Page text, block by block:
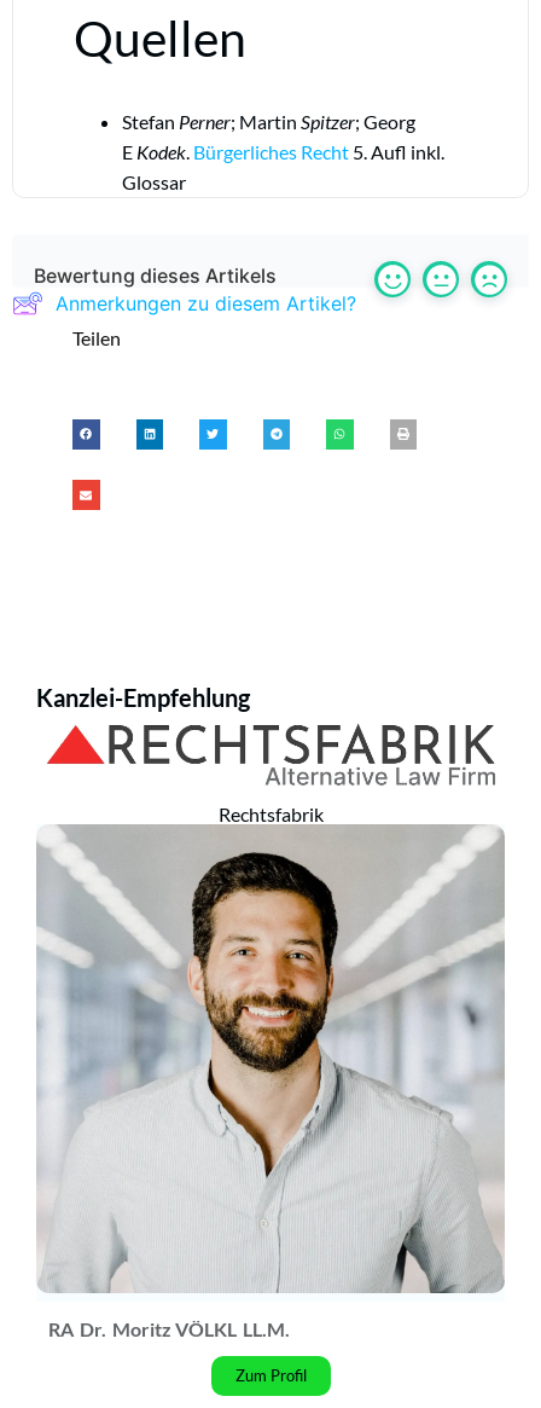
Quellen
Stefan Perner; Martin Spitzer; Georg
E Kodek. Bürgerliches Recht 5. Aufl inkl.
Glossar
Bewertung dieses Artikels
Anmerkungen zu diesem Artikel?
Teilen
Kanzlei-Empfehlung
Rechtsfabrik
RA Dr. Moritz VÖLKL LL.M.
Zum Profil